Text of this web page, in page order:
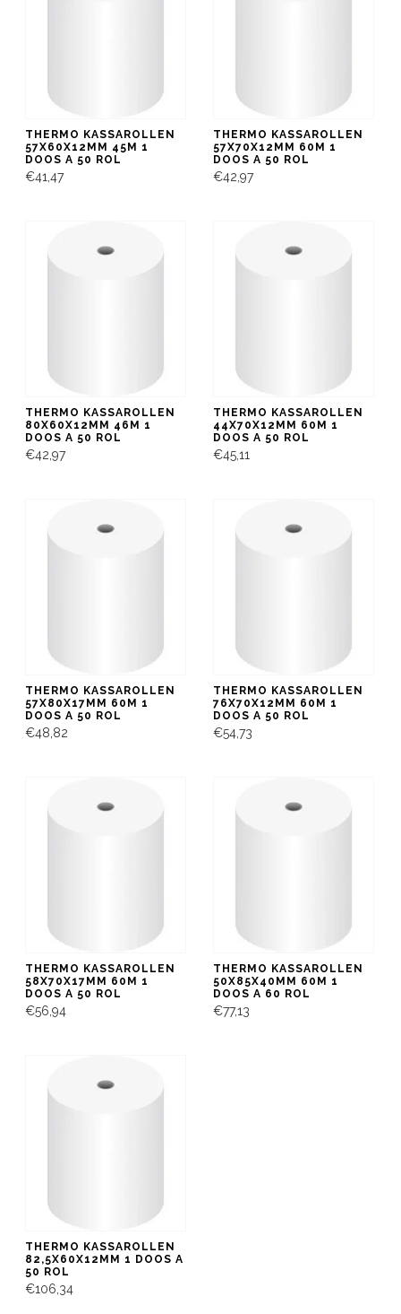
THERMO KASSAROLLEN
57X60X12MM 45M 1
DOOS A 50 ROL
€41,47
THERMO KASSAROLLEN
57X70X12MM 60M 1
DOOS A 50 ROL
€42,97
THERMO KASSAROLLEN
80X60X12MM 46M 1
DOOS A 50 ROL
€42,97
THERMO KASSAROLLEN
44X70X12MM 60M 1
DOOS A 50 ROL
€45,11
THERMO KASSAROLLEN
57X80X17MM 60M 1
DOOS A 50 ROL
€48,82
THERMO KASSAROLLEN
76X70X12MM 60M 1
DOOS A 50 ROL
€54,73
THERMO KASSAROLLEN
58X70X17MM 60M 1
DOOS A 50 ROL
€56,94
THERMO KASSAROLLEN
50X85X40MM 60M 1
DOOS A 60 ROL
€77,13
THERMO KASSAROLLEN
82,5X60X12MM 1 DOOS A
50 ROL
€106,34